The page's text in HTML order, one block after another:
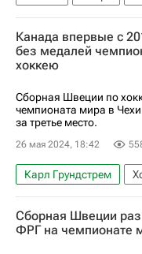
Юэль Эрикссон Эк
Миннесота Уайлд
Национальная
Канада впервые с
без медалей
хоккею
Сборная Швеции по
чемпионата мира в
за третье место.
26 мая 2024, 18:42
Карл Грундстрем
Канада
Швеция
Маркус Юханссон
Сборная Швеции
ФРГ на чемпионате